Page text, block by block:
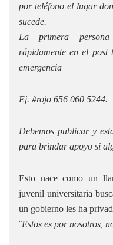
por teléfono el lugar
sucede.
La primera
rápidamente en el
emergencia
Ej. #rojo 656 060 5244.
Debemos publicar y
para brindar apoyo si
Esto nace como un
juvenil universitaria
un gobierno les ha
¨Estos es por nosotros,